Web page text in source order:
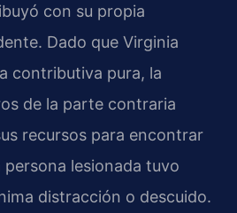
con su propia
Dado que Virginia
contributiva pura, la
de la parte contraria
recursos para encontrar
persona lesionada tuvo
distracción o descuido.